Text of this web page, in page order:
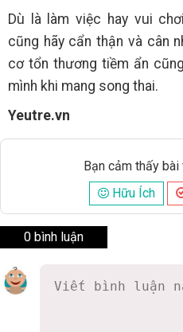
Dù là làm việc hay vui
cũng hãy cẩn thận và cân
cơ tổn thương tiềm ẩn
mình khi mang song thai.
Yeutre.vn
Bạn cảm thấy bài
Hữu Ích
0 bình luận